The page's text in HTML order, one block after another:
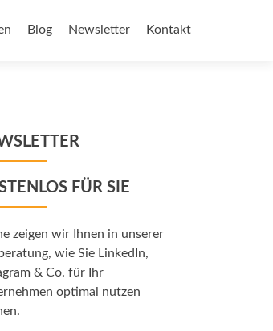
Blog Newsletter Kontakt
FÜR SIE
zeigen wir Ihnen in unserer
wie Sie LinkedIn,
& Co. für Ihr
optimal nutzen